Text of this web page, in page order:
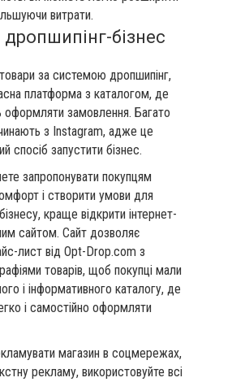
витрати.
бізнес
за системою дропшипінг,
платформа з каталогом, де
оформляти замовлення. Багато
з Instagram, адже це
спосіб запустити бізнес.
запропонувати покупцям
і створити умови для
краще відкрити інтернет-
сайтом. Сайт дозволяє
лист від Opt-Drop.com з
товарів, щоб покупці мали
і інформативного каталогу, де
і самостійно оформляти
магазин в соцмережах,
рекламу, використовуйте всі